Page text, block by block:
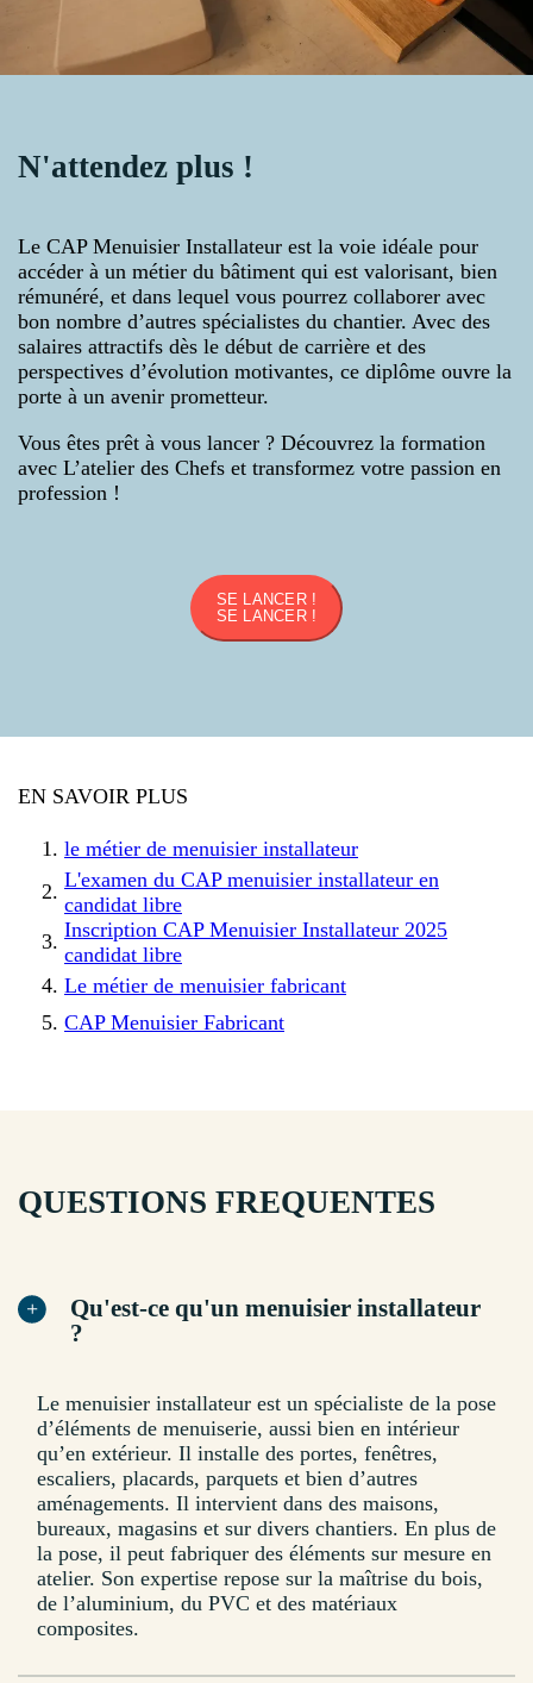
N'attendez plus !
Le CAP Menuisier Installateur est la voie idéale pour
accéder à un métier du bâtiment qui est valorisant, bien
rémunéré, et dans lequel vous pourrez collaborer avec
bon nombre d’autres spécialistes du chantier. Avec des
salaires attractifs dès le début de carrière et des
perspectives d’évolution motivantes, ce diplôme ouvre la
porte à un avenir prometteur.
Vous êtes prêt à vous lancer ? Découvrez la formation
avec L’atelier des Chefs et transformez votre passion en
profession !
SE LANCER !
SE LANCER !
EN SAVOIR PLUS
le métier de menuisier installateur
L'examen du CAP menuisier installateur en
candidat libre
Inscription CAP Menuisier Installateur 2025
candidat libre
Le métier de menuisier fabricant
CAP Menuisier Fabricant
QUESTIONS FREQUENTES
Qu'est-ce qu'un menuisier installateur
?
Le menuisier installateur est un spécialiste de la pose
d’éléments de menuiserie, aussi bien en intérieur
qu’en extérieur. Il installe des portes, fenêtres,
escaliers, placards, parquets et bien d’autres
aménagements. Il intervient dans des maisons,
bureaux, magasins et sur divers chantiers. En plus de
la pose, il peut fabriquer des éléments sur mesure en
atelier. Son expertise repose sur la maîtrise du bois,
de l’aluminium, du PVC et des matériaux
composites.